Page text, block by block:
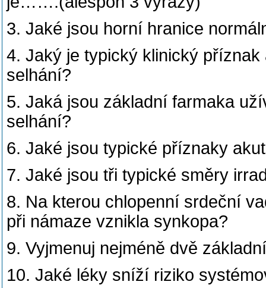
3. Jaké jsou horní hranice
4. Jaký je typický klinický
selhání?
5. Jaká jsou základní farmaka
selhání?
6. Jaké jsou typické příznaky
7. Jaké jsou tři typické směry
8. Na kterou chlopenní srdeční
při námaze vznikla synkopa?
9. Vyjmenuj nejméně dvě
10. Jaké léky sníží riziko